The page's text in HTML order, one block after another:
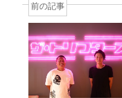
前の記事